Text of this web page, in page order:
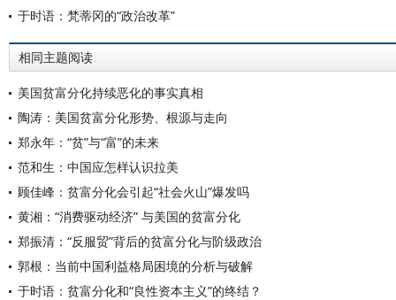
于时语：梵蒂冈的“政治改革”
相同主题阅读
美国贫富分化持续恶化的事实真相
陶涛：美国贫富分化形势、根源与走向
郑永年：“贫”与“富”的未来
范和生：中国应怎样认识拉美
顾佳峰：贫富分化会引起“社会火山”爆发吗
黄湘：“消费驱动经济” 与美国的贫富分化
郑振清：“反服贸”背后的贫富分化与阶级政治
郭根：当前中国利益格局困境的分析与破解
于时语：贫富分化和“良性资本主义”的终结？